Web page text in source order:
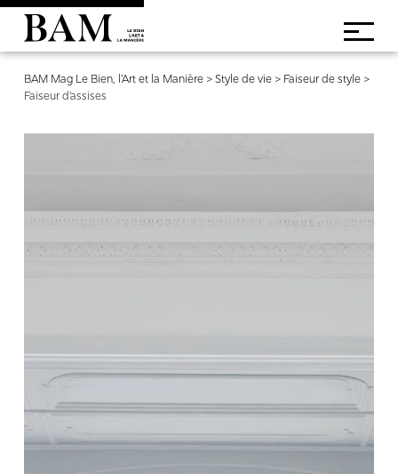
BAM Mag Le Bien, l'Art et la Manière >Style de vie > Faiseur de style >
Faiseur d’assises